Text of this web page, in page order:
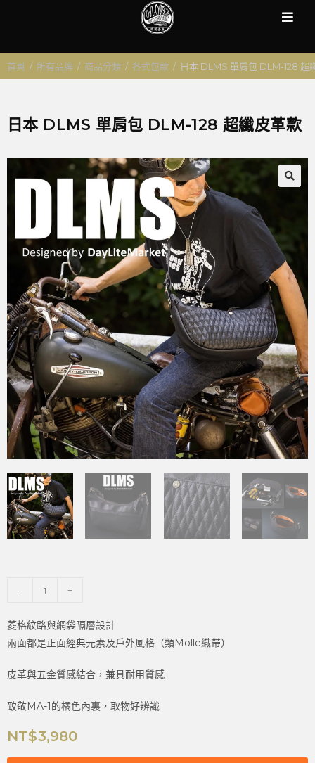
首頁 / 所有品牌 / 商品分類 / 各式包款 / 日本 DLMS 單肩包 DLM-128 超
日本 DLMS 單肩包 DLM-128 超纖皮革款
- +
菱格紋路與網袋隔層設計
兩面都是正面經典元素及戶外風格（類Molle織帶）
皮革與五金質感結合，兼具耐用質感
致敬MA-1的橘色內裏，取物好辨識
NT$3,980